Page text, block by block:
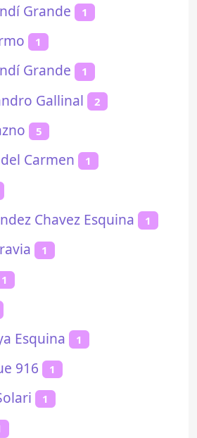
Grande 1
1
Grande 1
Gallinal 2
5
Carmen 1
Chavez Esquina 1
1
1
Esquina 1
916 1
1